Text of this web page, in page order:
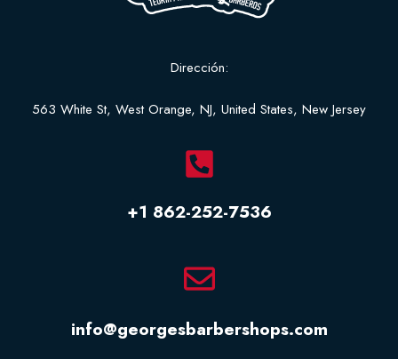
Dirección:
563 White St, West Orange, NJ, United States, New Jersey
+1 862-252-7536
info@georgesbarbershops.com